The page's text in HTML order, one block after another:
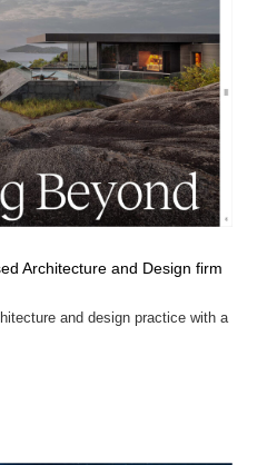
Architecture and Design firm
and design practice with a